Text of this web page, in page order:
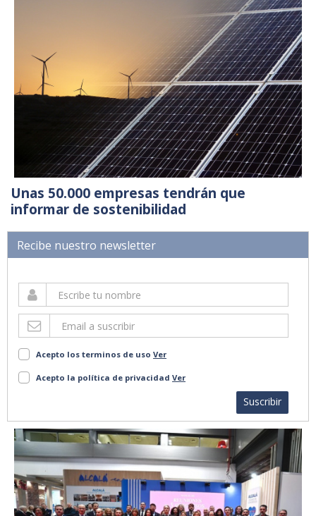
Unas 50.000 empresas tendrán que
informar de sostenibilidad
Recibe nuestro newsletter
Acepto los terminos de uso Ver
Acepto la política de privacidad Ver
Suscribir